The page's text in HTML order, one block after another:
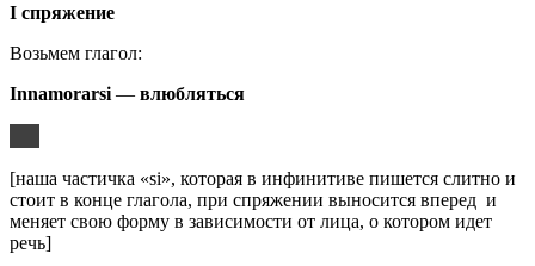
I спряжение
Возьмем глагол:
Innamorarsi — влюбляться
[наша частичка «si», которая в инфинитиве пишется слитно и
стоит в конце глагола, при спряжении выносится вперед и
меняет свою форму в зависимости от лица, о котором идет
речь]